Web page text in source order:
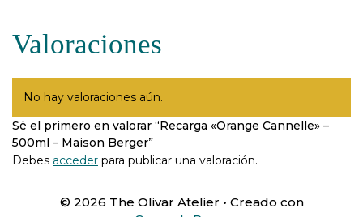
Valoraciones
No hay valoraciones aún.
Sé el primero en valorar “Recarga «Orange Cannelle» –
500ml – Maison Berger”
Debes acceder para publicar una valoración.
© 2026 The Olivar Atelier • Creado con